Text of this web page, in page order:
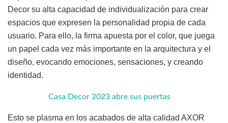
Decor su alta capacidad de individualización para crear
espacios que expresen la personalidad propia de cada
usuario. Para ello, la firma apuesta por el color, que juega
un papel cada vez más importante en la arquitectura y el
diseño, evocando emociones, sensaciones, y creando
identidad.
Casa Decor 2023 abre sus puertas
Esto se plasma en los acabados de alta calidad AXOR